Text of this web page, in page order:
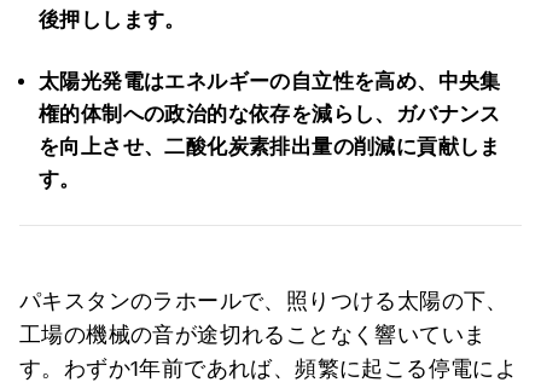
後押しします。
太陽光発電はエネルギーの自立性を高め、中央集
権的体制への政治的な依存を減らし、ガバナンス
を向上させ、二酸化炭素排出量の削減に貢献しま
す。
パキスタンのラホールで、照りつける太陽の下、
工場の機械の音が途切れることなく響いていま
す。わずか1年前であれば、頻繁に起こる停電によ